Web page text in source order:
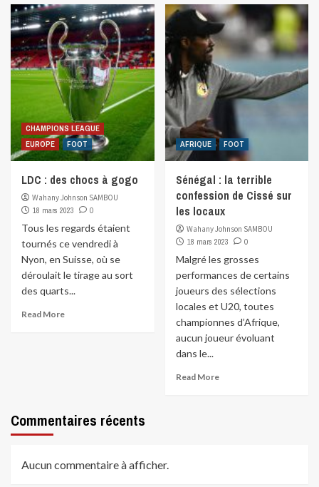
CHAMPIONS LEAGUE
EUROPE
FOOT
LDC : des chocs à gogo
Wahany Johnson SAMBOU
18 mars 2023
0
Tous les regards étaient
tournés ce vendredi à
Nyon, en Suisse, où se
déroulait le tirage au sort
des quarts...
Read More
AFRIQUE FOOT
Sénégal : la terrible
confession de Cissé sur
les locaux
Wahany Johnson SAMBOU
18 mars 2023
0
Malgré les grosses
performances de certains
joueurs des sélections
locales et U20, toutes
championnes d’Afrique,
aucun joueur évoluant
dans le...
Read More
Commentaires récents
Aucun commentaire à afficher.